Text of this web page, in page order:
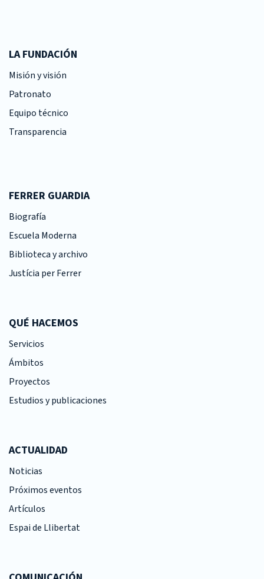
LA FUNDACIÓN
Misión y visión
Patronato
Equipo técnico
Transparencia
FERRER GUARDIA
Biografía
Escuela Moderna
Biblioteca y archivo
Justícia per Ferrer
QUÉ HACEMOS
Servicios
Ámbitos
Proyectos
Estudios y publicaciones
ACTUALIDAD
Noticias
Próximos eventos
Artículos
Espai de Llibertat